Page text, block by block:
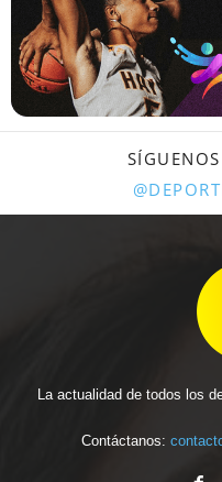
La actualidad de todos los
Contáctanos: